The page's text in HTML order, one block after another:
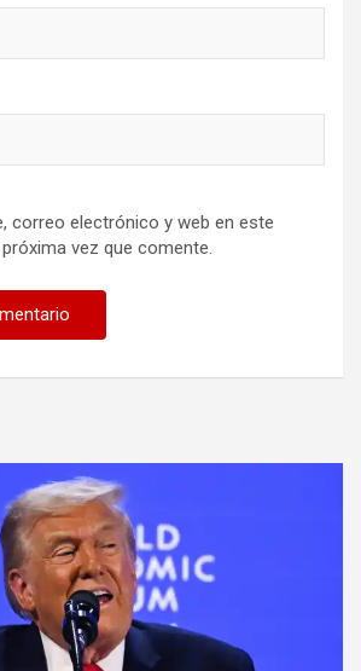
correo electrónico y web en este
vez que comente.